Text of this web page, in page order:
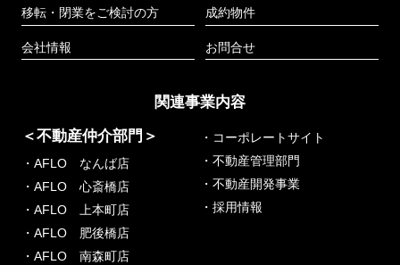
移転・閉業をご検討の方
会社情報
成約物件
お問合せ
関連事業内容
＜不動産仲介部門＞
・AFLO なんば店
・AFLO 心斎橋店
・AFLO 上本町店
・AFLO 肥後橋店
・AFLO 南森町店
・コーポレートサイト
・不動産管理部門
・不動産開発事業
・採用情報